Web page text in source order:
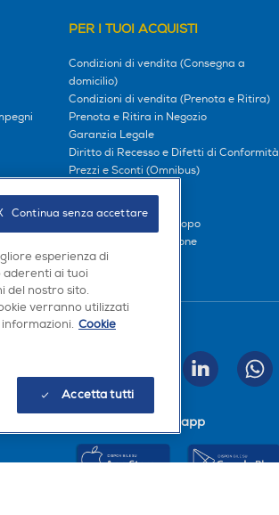
PER I TUOI ACQUISTI
Condizioni di vendita (Consegna a
domicilio)
Condizioni di vendita (Prenota e Ritira)
Prenota e Ritira in Negozio
Garanzia Legale
Diritto di Recesso e Difetti di Conformità
Prezzi e Sconti (Omnibus)
Compra ora e paga dopo
Consegna e Installazione
Seguici sui social
Scarica la nostra app
esperienza di
aderenti ai tuoi
del nostro sito.
verranno utilizzati
Cookie
Accetta tutti
Continua senza accettare